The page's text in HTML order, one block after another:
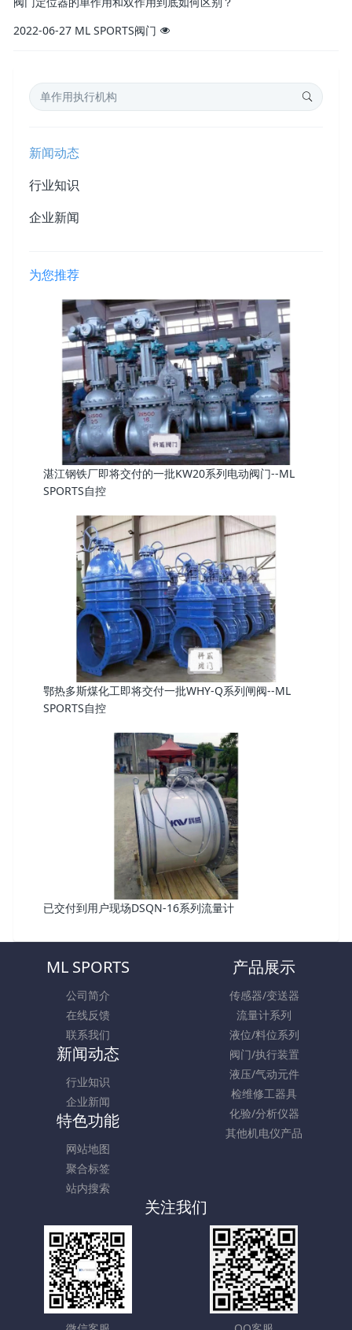
2022-06-27 ML SPORTS阀门
新闻动态
行业知识
企业新闻
为您推荐
湛江钢铁厂即将交付的一批KW20系列电动阀门--ML
SPORTS自控
鄂热多斯煤化工即将交付一批WHY-Q系列闸阀--ML
SPORTS自控
已交付到用户现场DSQN-16系列流量计
ML SPORTS
公司简介
在线反馈
联系我们
产品展示
传感器/变送器
流量计系列
液位/料位系列
阀门/执行装置
液压/气动元件
检维修工器具
化验/分析仪器
其他机电仪产品
新闻动态
行业知识
企业新闻
特色功能
网站地图
聚合标签
站内搜索
关注我们